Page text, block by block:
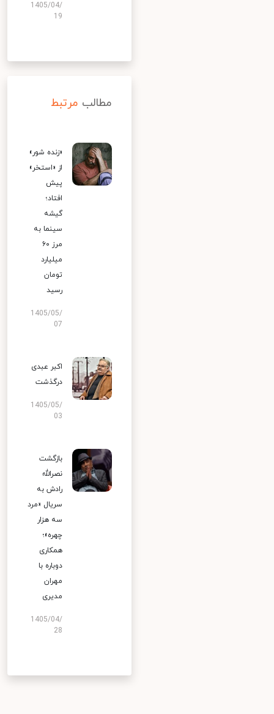
1405/04/
19
مطالب مرتبط
«زنده شور»
از «استخر»
پیش
افتاد؛
گیشه
سینما به
مرز ۶۰
میلیارد
تومان
رسید
1405/05/
07
اکبر عبدی
درگذشت
1405/05/
03
بازگشت
نصرالله
رادش به
سریال «مرد
سه هزار
چهره»؛
همکاری
دوباره با
مهران
مدیری
1405/04/
28